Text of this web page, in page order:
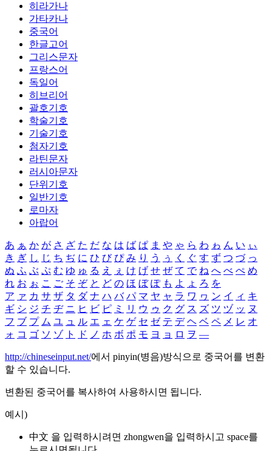
히라가나
가타카나
중국어
한글고어
그리스문자
프랑스어
독일어
히브리어
괄호기호
학술기호
기술기호
첨자기호
라틴문자
러시아문자
단위기호
일반기호
로마자
아랍어
あ ぁ か が さ ざ た だ な は ば ぱ ま や ゃ ら わ ゎ ん い ぃ
き ぎ し じ ち ぢ に ひ び ぴ み り う ぅ く ぐ す ず つ づ っ
ぬ ふ ぶ ぷ む ゆ ゅ る え ぇ け げ せ ぜ て で ね へ べ ぺ め
れ お ぉ こ ご そ ぞ と ど の ほ ぼ ぽ も よ ょ ろ を
ア ァ カ サ ザ タ ダ ナ ハ バ パ マ ヤ ャ ラ ワ ヮ ン イ ィ キ
ギ シ ジ チ ヂ ニ ヒ ビ ピ ミ リ ウ ゥ ク グ ス ズ ツ ヅ ッ ヌ
フ ブ プ ム ユ ュ ル エ ェ ケ ゲ セ ゼ テ デ ヘ ベ ペ メ レ オ
ォ コ ゴ ソ ゾ ト ド ノ ホ ボ ポ モ ヨ ョ ロ ヲ ―
http://chineseinput.net/에서 pinyin(병음)방식으로 중국어를 변환
할 수 있습니다.
변환된 중국어를 복사하여 사용하시면 됩니다.
예시)
中文 을 입력하시려면 zhongwen을 입력하시고 space를